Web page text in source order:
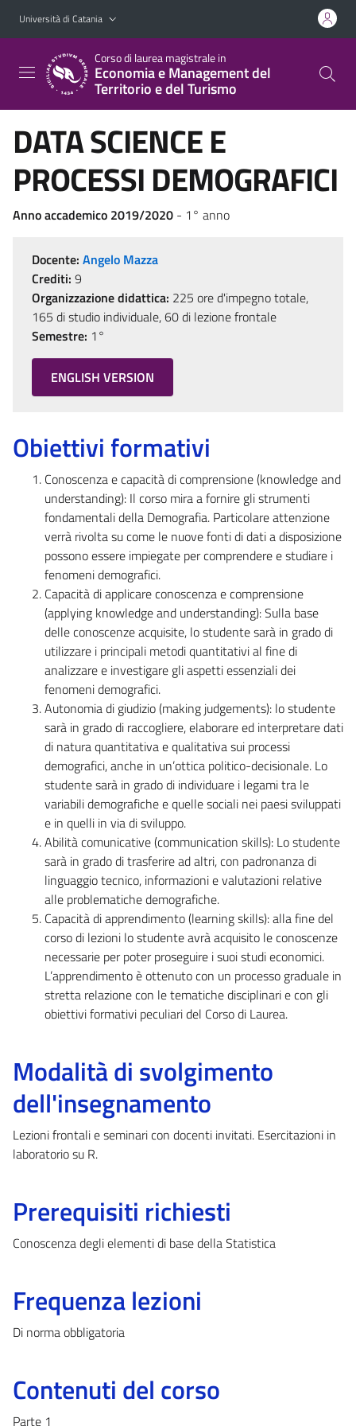
Vai al contenuto principale
Vai al menu di navigazione
Università di Catania
Corso di laurea magistrale in
Economia e Management del
Territorio e del Turismo
DATA SCIENCE E
PROCESSI DEMOGRAFICI
Anno accademico 2019/2020 - 1° anno
Docente: Angelo Mazza
Crediti: 9
Organizzazione didattica: 225 ore d'impegno totale,
165 di studio individuale, 60 di lezione frontale
Semestre: 1°
ENGLISH VERSION
Obiettivi formativi
Conoscenza e capacità di comprensione (knowledge and
understanding): Il corso mira a fornire gli strumenti
fondamentali della Demografia. Particolare attenzione
verrà rivolta su come le nuove fonti di dati a disposizione
possono essere impiegate per comprendere e studiare i
fenomeni demografici.
Capacità di applicare conoscenza e comprensione
(applying knowledge and understanding): Sulla base
delle conoscenze acquisite, lo studente sarà in grado di
utilizzare i principali metodi quantitativi al fine di
analizzare e investigare gli aspetti essenziali dei
fenomeni demografici.
Autonomia di giudizio (making judgements): lo studente
sarà in grado di raccogliere, elaborare ed interpretare dati
di natura quantitativa e qualitativa sui processi
demografici, anche in un’ottica politico-decisionale. Lo
studente sarà in grado di individuare i legami tra le
variabili demografiche e quelle sociali nei paesi sviluppati
e in quelli in via di sviluppo.
Abilità comunicative (communication skills): Lo studente
sarà in grado di trasferire ad altri, con padronanza di
linguaggio tecnico, informazioni e valutazioni relative
alle problematiche demografiche.
Capacità di apprendimento (learning skills): alla fine del
corso di lezioni lo studente avrà acquisito le conoscenze
necessarie per poter proseguire i suoi studi economici.
L’apprendimento è ottenuto con un processo graduale in
stretta relazione con le tematiche disciplinari e con gli
obiettivi formativi peculiari del Corso di Laurea.
Modalità di svolgimento
dell'insegnamento
Lezioni frontali e seminari con docenti invitati. Esercitazioni in
laboratorio su R.
Prerequisiti richiesti
Conoscenza degli elementi di base della Statistica
Frequenza lezioni
Di norma obbligatoria
Contenuti del corso
Parte 1